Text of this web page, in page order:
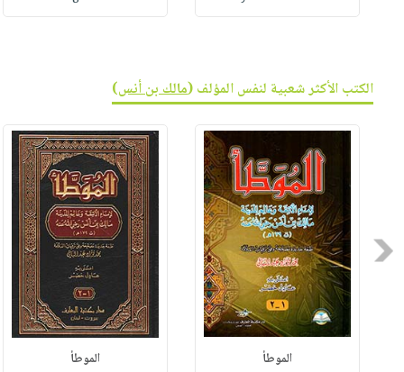
تواصل
الكتب الأكثر شعبية لنفس المؤلف (مالك بن أنس)
Previous
الموطأ الموطأ